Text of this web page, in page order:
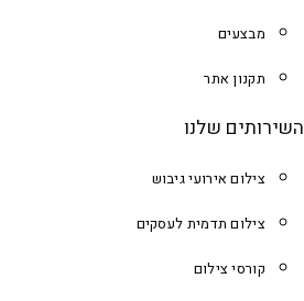
מבצעים
תקנון אתר
השירותים שלנו
צילום אירועי גיבוש
צילום תדמית לעסקים
קורסי צילום